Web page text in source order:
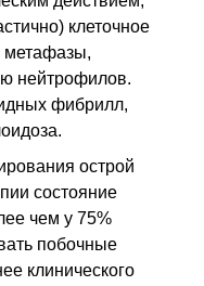
клеточное
метафазы,
нейтрофилов.
фибрилл,
острой
состояние
чем у 75%
побочные
клинического